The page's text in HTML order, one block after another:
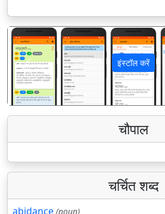
इंस्टॉल करें
पिछला
चौपाल
चर्चित शब्द
abidance (noun)